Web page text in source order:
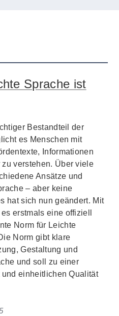
Sprache ist
Bestandteil der
es Menschen mit
Informationen
verstehen. Über viele
Ansätze und
– aber keine
hat sich nun geändert. Mit
erstmals eine offiziell
Norm für Leichte
Norm gibt klare
Gestaltung und
und soll zu einer
einheitlichen Qualität